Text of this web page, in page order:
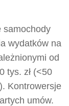
samochody
wydatków na
od
tys. zł (<50
Kontrowersje
umów.